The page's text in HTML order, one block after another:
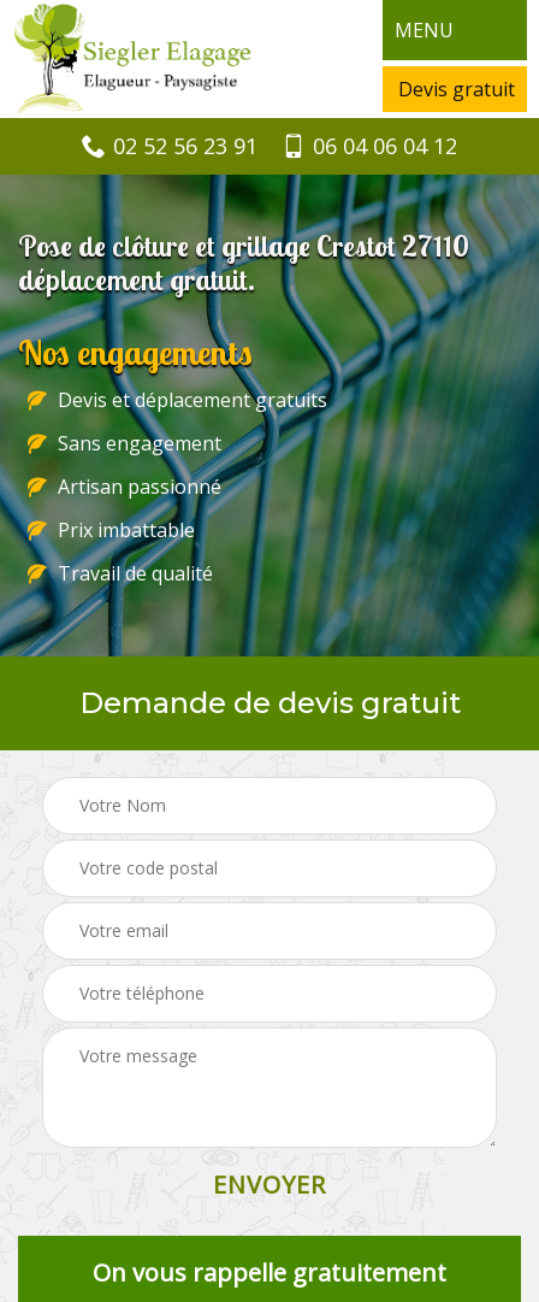
MENU
Devis gratuit
02 52 56 23 91 06 04 06 04 12
Pose de clôture et grillage Crestot 27110
déplacement gratuit.
Nos engagements
Devis et déplacement gratuits
Sans engagement
Artisan passionné
Prix imbattable
Travail de qualité
Demande de devis gratuit
On vous rappelle gratuitement